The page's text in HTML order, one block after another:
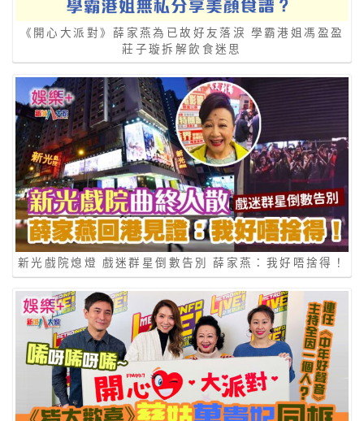
《開心大派對》薛家燕為已故好友落淚 學霸港姐馮盈盈
莊子璇拆解飲食迷思
新光戲院熄燈 戲迷群星倒數告別 薛家燕：我好唔捨得！